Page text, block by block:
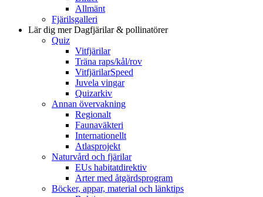
Allmänt
Fjärilsgalleri
Lär dig merDagfjärilar & pollinatörer
Quiz
Vitfjärilar
Träna raps/kål/rov
VitfjärilarSpeed
Juvela vingar
Quizarkiv
Annan övervakning
Regionalt
Faunaväkteri
Internationellt
Atlasprojekt
Naturvård och fjärilar
EUs habitatdirektiv
Arter med åtgärdsprogram
Böcker, appar, material och länktips